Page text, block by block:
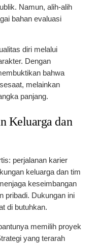
Namun, alih-alih
bahan evaluasi
diri melalui
Dengan
bahwa
melainkan
panjang.
Keluarga dan
perjalanan karier
keluarga dan tim
keseimbangan
pribadi. Dukungan ini
di butuhkan.
memilih proyek
yang terarah